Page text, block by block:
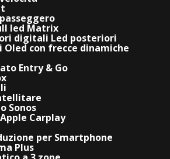
led Matrix
digitali Led posteriori
Oled con frecce dinamiche
Entry & Go
Sonos
Carplay
per Smartphone
Plus